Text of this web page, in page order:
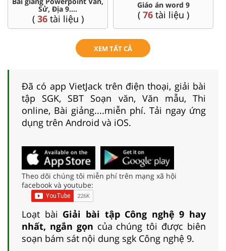
Lí, Hóa ...9
( 77tài liệu )
Đề thi HSG 9
(9tài liệu )
XEM TẤT CẢ
Đã có app VietJack trên điện thoại, giải bài
tập SGK, SBT Soạn văn, Văn mẫu, Thi
online, Bài giảng....miễn phí. Tải ngay ứng
dụng trên Android và iOS.
Theo dõi chúng tôi miễn phí trên mạng xã hội
facebook và youtube:
Loạt bài Giải bài tập Công nghệ 9 hay
nhất, ngắn gọn của chúng tôi được biên
soạn bám sát nội dung sgk Công nghệ 9.